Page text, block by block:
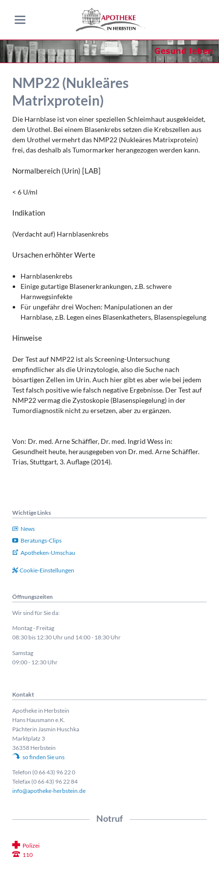
NMP22 (Nukleäres
Matrixprotein)
Die Harnblase ist von einer speziellen Schleimhaut ausgekleidet,
dem Urothel. Bei einem Blasenkrebs setzen die Krebszellen aus
dem Urothel vermehrt das NMP22 (Nukleäres Matrixprotein)
frei, das deshalb als Tumormarker herangezogen werden kann.
Normalbereich (Urin) [LAB]
< 6 U/ml
Indikation
(Verdacht auf) Harnblasenkrebs
Ursachen erhöhter Werte
Harnblasenkrebs
Einige gutartige Blasenerkrankungen, z.B. schwere
Harnwegsinfekte
Für ungefähr drei Wochen: Manipulationen an der
Harnblase, z.B. Legen eines Blasenkatheters, Blasenspiegelung
Hinweise
Der Test auf NMP22 ist als Screening-Untersuchung
empfindlicher als die Urinzytologie, also die Suche nach
bösartigen Zellen im Urin. Auch hier gibt es aber wie bei jedem
Test falsch positive wie falsch negative Ergebnisse. Der Test auf
NMP22 vermag die Zystoskopie (Blasenspiegelung) in der
Tumordiagnostik nicht zu ersetzen, aber zu ergänzen.
Von: Dr. med. Arne Schäffler, Dr. med. Ingrid Wess in:
Gesundheit heute, herausgegeben von Dr. med. Arne Schäffler.
Trias, Stuttgart, 3. Auflage (2014).
Wichtige Links
News
Beratungs-Clips
Apotheken-Umschau
Cookie-Einstellungen
Öffnungszeiten
Wir sind für Sie da:
Montag - Freitag
08:30 bis 12:30 Uhr und 14:00 - 18:30 Uhr
Samstag
09:00 - 12:30 Uhr
Kontakt
Apotheke in Herbstein
Hans Hausmann e.K.
Pächterin Jasmin Huschka
Marktplatz 3
36358 Herbstein
so finden Sie uns
Telefon (0 66 43) 96 22 0
Telefax (0 66 43) 96 22 84
info@apotheke-herbstein.de
Notruf
Polizei
110